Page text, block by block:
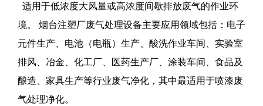
适用于低浓度大风量或高浓度间歇排放废气的作业环
境。
烟台注塑厂废气处理设备主要应用领域包括：电子
元件生产、电池（电瓶）生产、酸洗作业车间、实验室
排风、冶金、化工厂、医药生产厂、涂装车间、食品及
酿造、家具生产等行业废气净化，其中最适用于喷漆废
气处理净化。